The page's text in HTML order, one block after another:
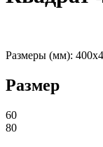
Размеры (мм):
Размер
60
80